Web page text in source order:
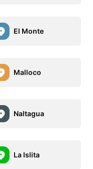
El Monte
Malloco
Naltagua
La Islita